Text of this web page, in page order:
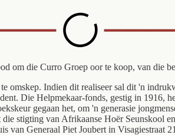
om die Curro Groep oor te koop, van die
omskep. Indien dit realiseer sal dit 'n
Die Helpmekaar-fonds, gestig in 1916,
gegaan het, om 'n generasie
stigting van Afrikaanse Hoër Seunskool
van Generaal Piet Joubert in Visagiestraat